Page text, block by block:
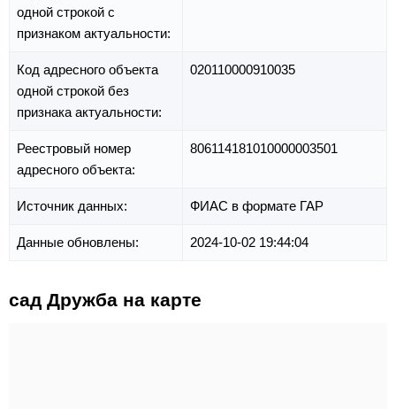
одной строкой с
признаком актуальности:
Код адресного объекта
одной строкой без
признака актуальности:
020110000910035
Реестровый номер
адресного объекта:
806114181010000003501
Источник данных: ФИАС в формате ГАР
Данные обновлены: 2024-10-02 19:44:04
сад Дружба на карте